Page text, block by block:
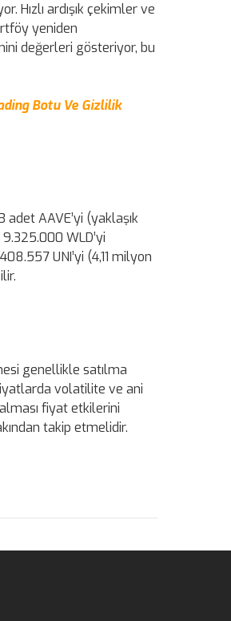
ardışık çekimler ve
yeniden
değerleri gösteriyor, bu
Botu Ve Gizlilik
AAVE’yi (yaklaşık
WLD’yi
UNI’yi (4,11 milyon
genellikle satılma
volatilite ve ani
fiyat etkilerini
takip etmelidir.